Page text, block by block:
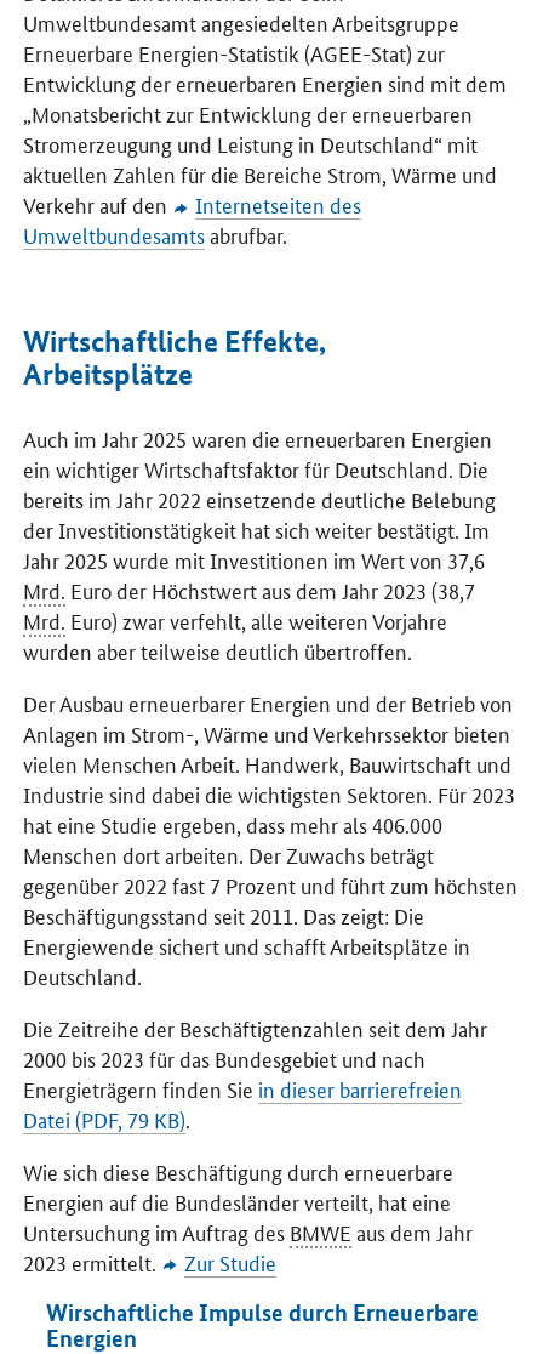
Umweltbundesamt angesiedelten Arbeitsgruppe
Erneuerbare Energien-Statistik (AGEE-Stat) zur
Entwicklung der erneuerbaren Energien sind mit dem
„Monatsbericht zur Entwicklung der erneuerbaren
Stromerzeugung und Leistung in Deutschland“ mit
aktuellen Zahlen für die Bereiche Strom, Wärme und
Verkehr auf den
Internetseiten des
Umweltbundesamtsabrufbar.
Wirtschaftliche Effekte,
Arbeitsplätze
Auch im Jahr 2025 waren die erneuerbaren Energien
ein wichtiger Wirtschaftsfaktor für Deutschland. Die
bereits im Jahr 2022 einsetzende deutliche Belebung
der Investitionstätigkeit hat sich weiter bestätigt. Im
Jahr 2025 wurde mit Investitionen im Wert von 37,6
Mrd. Euro der Höchstwert aus dem Jahr 2023 (38,7
Mrd. Euro) zwar verfehlt, alle weiteren Vorjahre
wurden aber teilweise deutlich übertroffen.
Der Ausbau erneuerbarer Energien und der Betrieb von
Anlagen im Strom-, Wärme und Verkehrssektor bieten
vielen Menschen Arbeit. Handwerk, Bauwirtschaft und
Industrie sind dabei die wichtigsten Sektoren. Für 2023
hat eine Studie ergeben, dass mehr als 406.000
Menschen dort arbeiten. Der Zuwachs beträgt
gegenüber 2022 fast 7 Prozent und führt zum höchsten
Beschäftigungsstand seit 2011. Das zeigt: Die
Energiewende sichert und schafft Arbeitsplätze in
Deutschland.
Die Zeitreihe der Beschäftigtenzahlen seit dem Jahr
2000 bis 2023 für das Bundesgebiet und nach
Energieträgern finden Sie in dieser barrierefreien
Datei (PDF, 79 KB)
Wie sich diese Beschäftigung durch erneuerbare
Energien auf die Bundesländer verteilt, hat eine
Untersuchung im Auftrag des BMWE aus dem Jahr
2023 ermittelt.
Zur Studie
Wirschaftliche Impulse durch Erneuerbare
Energien